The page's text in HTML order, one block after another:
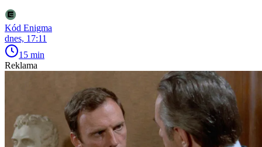
Kód Enigma
dnes, 17:11
15 min
Reklama